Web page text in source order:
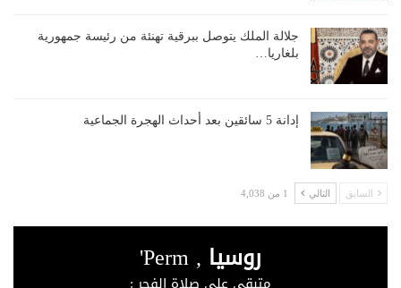
جلالة الملك يتوصل ببرقية تهنئة من رئيسة جمهورية
بلغاريا…
إدانة 5 سائقين بعد أحداث الهجرة الجماعية
السابق التالي 1 من 4,038